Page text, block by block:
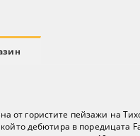
от гористите пейзажи на
дебютира в поредицата